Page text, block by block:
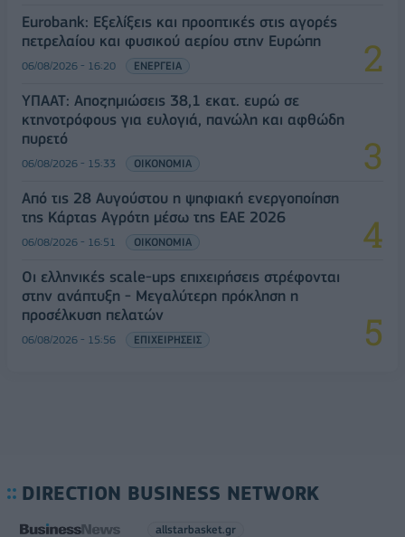
Eurobank: Εξελίξεις και προοπτικές στις αγορές
πετρελαίου και φυσικού αερίου στην Ευρώπη
06/08/2026 - 16:20 ΕΝΕΡΓΕΙΑ
ΥΠΑΑΤ: Αποζημιώσεις 38,1 εκατ. ευρώ σε
κτηνοτρόφους για ευλογιά, πανώλη και αφθώδη
πυρετό
06/08/2026 - 15:33 ΟΙΚΟΝΟΜΙΑ
Από τις 28 Αυγούστου η ψηφιακή ενεργοποίηση
της Κάρτας Αγρότη μέσω της ΕΑΕ 2026
06/08/2026 - 16:51 ΟΙΚΟΝΟΜΙΑ
Οι ελληνικές scale-ups επιχειρήσεις στρέφονται
στην ανάπτυξη - Μεγαλύτερη πρόκληση η
προσέλκυση πελατών
06/08/2026 - 15:56 ΕΠΙΧΕΙΡΗΣΕΙΣ
DIRECTION BUSINESS NETWORK
allstarbasket.gr